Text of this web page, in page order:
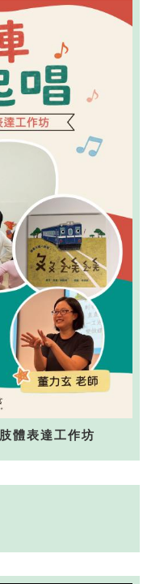
體表達工作坊